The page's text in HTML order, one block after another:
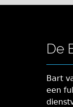
De
Bart
een